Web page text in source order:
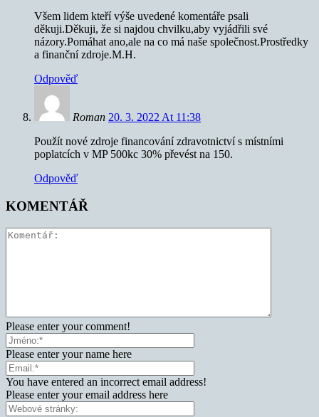
Všem lidem kteří výše uvedené komentáře psali
děkuji.Děkuji, že si najdou chvilku,aby vyjádřili své
názory.Pomáhat ano,ale na co má naše společnost.Prostředky
a finanční zdroje.M.H.
Odpověď
Roman 20. 3. 2022 At 11:38
Použít nové zdroje financování zdravotnictví s místními
poplatcích v MP 500kc 30% převést na 150.
Odpověď
KOMENTÁŘ
Please enter your comment!
Please enter your name here
You have entered an incorrect email address!
Please enter your email address here